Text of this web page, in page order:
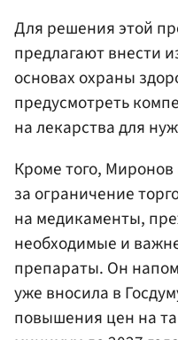
Для решения этой
предлагают внести
основах охраны
предусмотреть
на лекарства для
Кроме того, Миронов
за ограничение
на медикаменты,
необходимые и
препараты. Он
уже вносила в
повышения цен на